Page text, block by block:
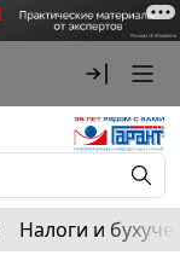
Налоги и